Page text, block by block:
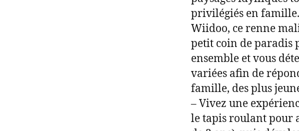
privilégiés en famille.
Wiidoo, ce renne
petit coin de paradis
ensemble et vous
variées afin de
famille, des plus
– Vivez une
le tapis roulant pour